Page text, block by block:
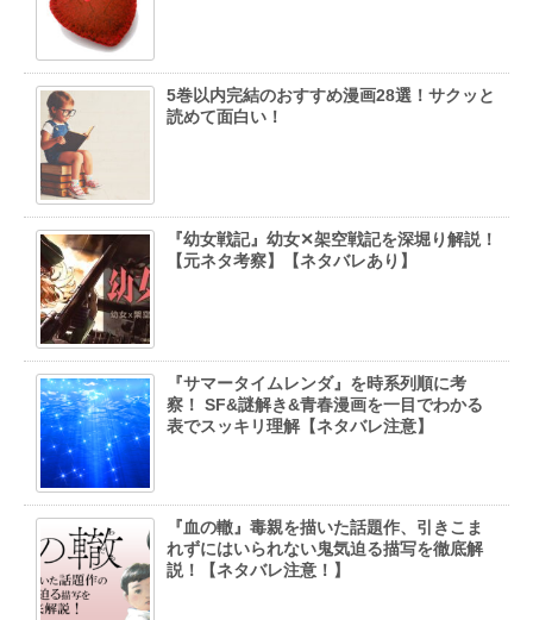
5巻以内完結のおすすめ漫画28選！サクッと
読めて面白い！
『幼女戦記』幼女✕架空戦記を深堀り解説！
【元ネタ考察】【ネタバレあり】
『サマータイムレンダ』を時系列順に考
察！ SF&謎解き&青春漫画を一目でわかる
表でスッキリ理解【ネタバレ注意】
『血の轍』毒親を描いた話題作、引きこま
れずにはいられない鬼気迫る描写を徹底解
説！【ネタバレ注意！】